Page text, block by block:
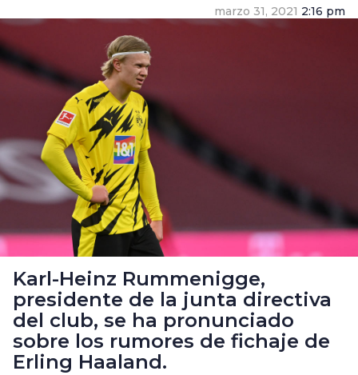
marzo 31, 2021 2:16 pm
Karl-Heinz Rummenigge,
presidente de la junta directiva
del club, se ha pronunciado
sobre los rumores de fichaje de
Erling Haaland.